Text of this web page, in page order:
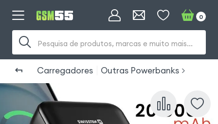
Pesquisa de produtos, marcas e muito mais...
0
Carregadores Outras Powerbanks